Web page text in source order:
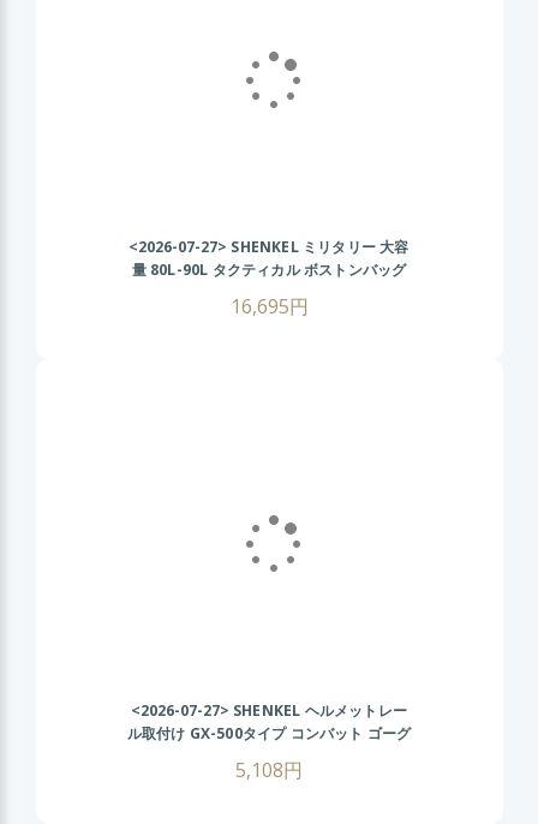
<2026-07-27> SHENKEL ミリタリー 大容
量 80L-90L タクティカル ボストンバッグ
サバゲー サバイバルゲーム
16,695円
<2026-07-27> SHENKEL ヘルメットレー
ル取付け GX-500タイプ コンバット ゴーグ
バゲー
5,108円